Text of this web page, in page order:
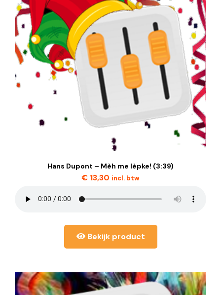
Hans Dupont – Mèh me lèpke! (3:39)
€ 13,30 incl. btw
Bekijk product